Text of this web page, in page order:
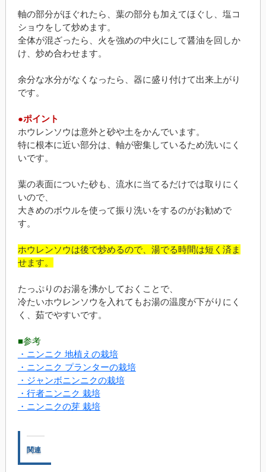
軸の部分がほぐれたら、葉の部分も加えてほぐし、塩コ
ショウをして炒めます。
全体が混ざったら、火を強めの中火にして醤油を回しか
け、炒め合わせます。
余分な水分がなくなったら、器に盛り付けて出来上がり
です。
●ポイント
ホウレンソウは意外と砂や土をかんでいます。
特に根本に近い部分は、軸が密集しているため洗いにく
いです。
葉の表面についた砂も、流水に当てるだけでは取りにく
いので、
大きめのボウルを使って振り洗いをするのがお勧めで
す。
ホウレンソウは後で炒めるので、湯でる時間は短く済ま
せます。
たっぷりのお湯を沸かしておくことで、
冷たいホウレンソウを入れてもお湯の温度が下がりにく
く、茹でやすいです。
■参考
・ニンニク 地植えの栽培
・ニンニク プランターの栽培
・ジャンボニンニクの栽培
・行者ニンニク 栽培
・ニンニクの芽 栽培
関連